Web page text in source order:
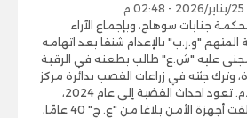
جنايات سوهاج، وبإجماع الآراء
المتهم "و.ر.ب" بالإعدام شنقا بعد اتهامه
عليه "ش.ع" طالب بطعنه في الرقبة
وترك جثته في زراعات القصب بدائرة مركز
دار السلام. تعود احداث القضية إلى عام 2024،
عندما تلقت أجهزة الأمن بلاغا من "ع. ج" 40 عامًا،